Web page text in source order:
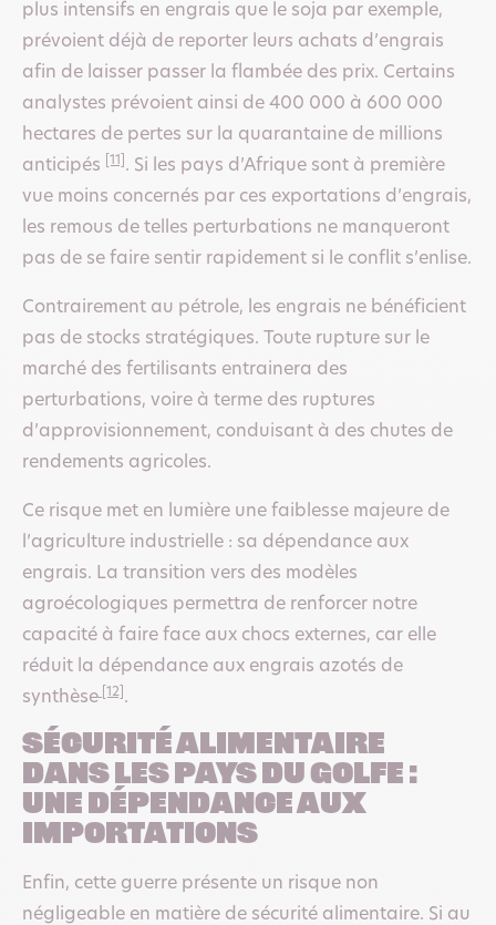
plus intensifs en engrais que le soja par exemple,
prévoient déjà de reporter leurs achats d’engrais
afin de laisser passer la flambée des prix. Certains
analystes prévoient ainsi de 400 000 à 600 000
hectares de pertes sur la quarantaine de millions
anticipés
[11] . Si les pays d’Afrique sont à première
vue moins concernés par ces exportations d’engrais,
les remous de telles perturbations ne manqueront
pas de se faire sentir rapidement si le conflit s’enlise.
Contrairement au pétrole, les engrais ne bénéficient
pas de stocks stratégiques. Toute rupture sur le
marché des fertilisants entrainera des
perturbations, voire à terme des ruptures
d’approvisionnement, conduisant à des chutes de
rendements agricoles.
Ce risque met en lumière une faiblesse majeure de
l’agriculture industrielle : sa dépendance aux
engrais. La transition vers des modèles
agroécologiques permettra de renforcer notre
capacité à faire face aux chocs externes, car elle
réduit la dépendance aux engrais azotés de
synthèse [12] .
Sécurité alimentaire
dans les pays du Golfe :
une dépendance aux
importations
Enfin, cette guerre présente un risque non
négligeable en matière de sécurité alimentaire. Si au